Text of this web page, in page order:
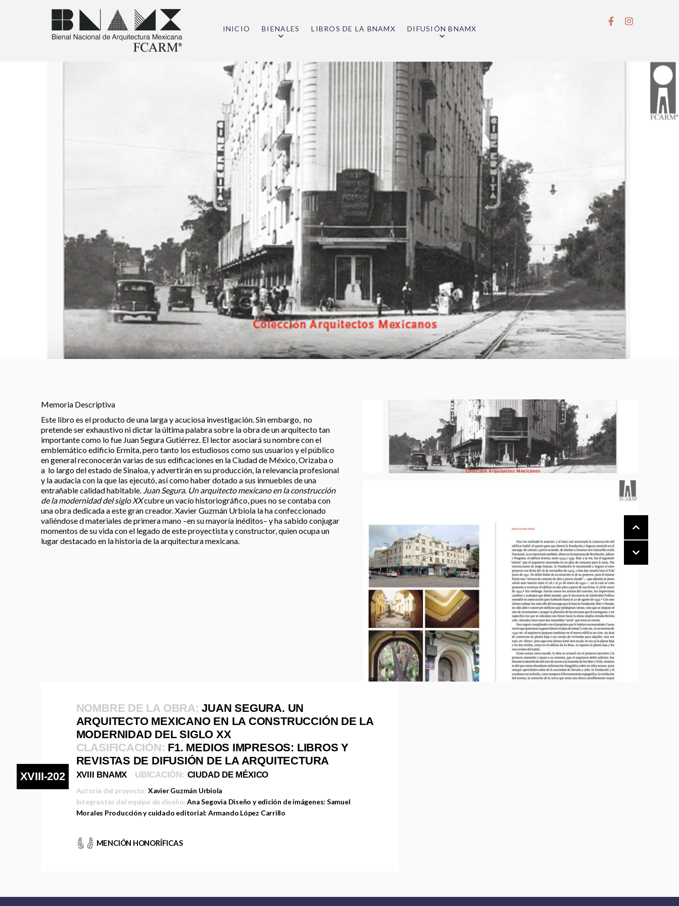
INICIO BIENALES LIBROS DE LA BNAMX DIFUSIÓN BNAMX
Memoria Descriptiva
Este libro es el producto de una larga y acuciosa investigación. Sin embargo, no
pretende ser exhaustivo ni dictar la última palabra sobre la obra de un arquitecto tan
importante como lo fue Juan Segura Gutiérrez. El lector asociará su nombre con el
emblemático edificio Ermita, pero tanto los estudiosos como sus usuarios y el público
en general reconocerán varias de sus edificaciones en la Ciudad de México, Orizaba o
a lo largo del estado de Sinaloa, y advertirán en su producción, la relevancia profesional
y la audacia con la que las ejecutó, así como haber dotado a sus inmuebles de una
entrañable calidad habitable. Juan Segura. Un arquitecto mexicano en la construcción
de la modernidad del siglo XXcubre un vacío historiográfico, pues no se contaba con
una obra dedicada a este gran creador. Xavier Guzmán Urbiola la ha confeccionado
valiéndose d materiales de primera mano –en su mayoría inéditos– y ha sabido conjugar
momentos de su vida con el legado de este proyectista y constructor, quien ocupa un
lugar destacado en la historia de la arquitectura mexicana.
XVIII-202
NOMBRE DE LA OBRA:JUAN SEGURA. UN
ARQUITECTO MEXICANO EN LA CONSTRUCCIÓN DE LA
MODERNIDAD DEL SIGLO XX
CLASIFICACIÓN: F1. MEDIOS IMPRESOS: LIBROS Y
REVISTAS DE DIFUSIÓN DE LA ARQUITECTURA
XVIII BNAMX UBICACIÓN: CIUDAD DE MÉXICO
Autoría del proyecto: Xavier Guzmán Urbiola
Integrantes del equipo de diseño:Ana Segovia Diseño y edición de imágenes: Samuel
Morales Producción y cuidado editorial: Armando López Carrillo
MENCIÓN HONORÍFICAS